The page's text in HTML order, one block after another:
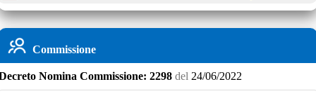
Commissione
Nomina Commissione: 2298 del 24/06/2022